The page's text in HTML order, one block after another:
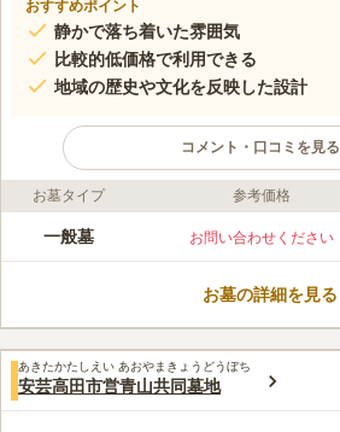
おすすめポイント
静かで落ち着いた雰囲気
比較的低価格で利用できる
地域の歴史や文化を反映した設計
コメント・口コミを見る
口コミ評価
この霊園はまだ誰からも評価されていません。
お墓タイプ 参考価格
一般墓 お問い合わせください
お墓の詳細を見る
あきたかたしえい あおやまきょうどうぼち
安芸高田市営青山共同墓地